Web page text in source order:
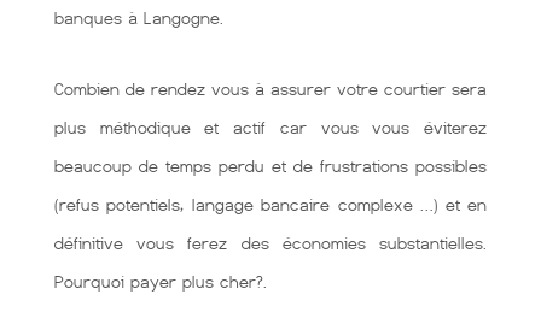
banques à Langogne.
Combien de rendez vous à assurer votre courtier sera
plus méthodique et actif car vous vous éviterez
beaucoup de temps perdu et de frustrations possibles
(refus potentiels, langage bancaire complexe …) et en
définitive vous ferez des économies substantielles.
Pourquoi payer plus cher?.